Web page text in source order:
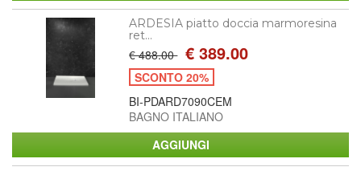
ARDESIA piatto doccia marmoresina
ret...
€ 488.00 € 389.00
SCONTO 20%
BI-PDARD7090CEM
BAGNO ITALIANO